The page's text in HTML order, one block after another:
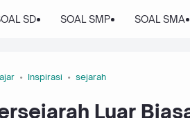
SD SOAL SMP SOAL SMA
Inspirasi sejarah
Luar